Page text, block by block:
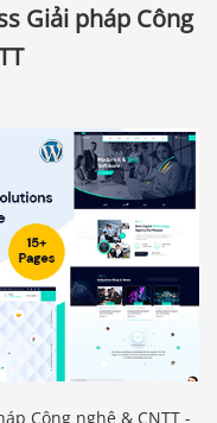
Giải pháp Công